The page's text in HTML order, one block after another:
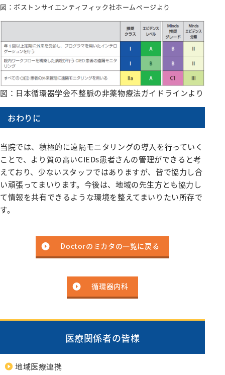
図：ボストンサイエンティフィック社ホームページより
図：日本循環器学会不整脈の非薬物療法ガイドラインより
おわりに
当院では、積極的に遠隔モニタリングの導入を行っていく
ことで、より質の高いCIEDs患者さんの管理ができると考
えており、少ないスタッフではありますが、皆で協力し合
い頑張ってまいります。今後は、地域の先生方とも協力し
て情報を共有できるような環境を整えてまいりたい所存で
す。
Doctorのミカタの一覧に戻る
循環器内科
医療関係者の皆様
地域医療連携